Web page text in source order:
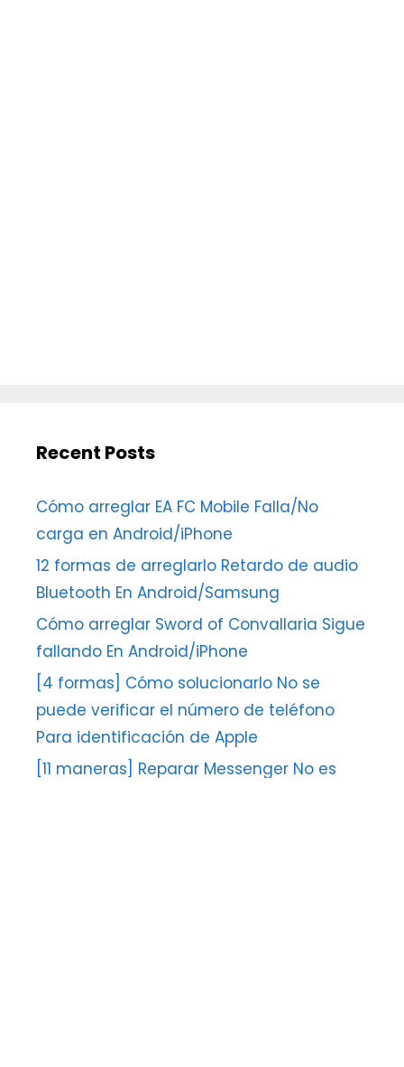
Recent Posts
Cómo arreglar EA FC Mobile Falla/No
carga en Android/iPhone
12 formas de arreglarlo Retardo de audio
Bluetooth En Android/Samsung
Cómo arreglar Sword of Convallaria Sigue
fallando En Android/iPhone
[4 formas] Cómo solucionarlo No se
puede verificar el número de teléfono
Para identificación de Apple
[11 maneras] Reparar Messenger No es